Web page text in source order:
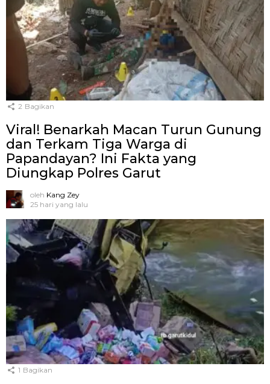
2 Bagikan
Viral! Benarkah Macan Turun Gunung
dan Terkam Tiga Warga di
Papandayan? Ini Fakta yang
Diungkap Polres Garut
oleh Kang Zey
25 hari yang lalu
1 Bagikan